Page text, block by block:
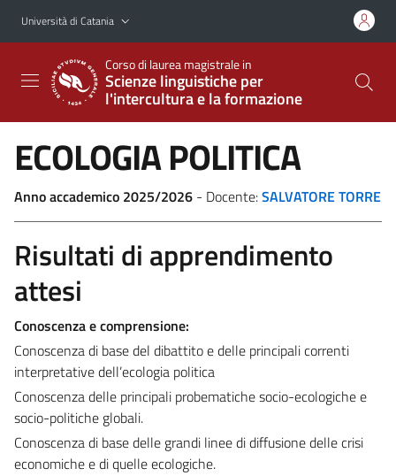
Vai al contenuto principale
Vai al menu di navigazione
Università di Catania
Corso di laurea magistrale in
Scienze linguistiche per
l'intercultura e la formazione
ECOLOGIA POLITICA
Anno accademico 2025/2026 - Docente:SALVATORE TORRE
Risultati di apprendimento
attesi
Conoscenza e comprensione:
Conoscenza di base del dibattito e delle principali correnti
interpretative dell’ecologia politica
Conoscenza delle principali probematiche socio-ecologiche e
socio-politiche globali.
Conoscenza di base delle grandi linee di diffusione delle crisi
economiche e di quelle ecologiche.